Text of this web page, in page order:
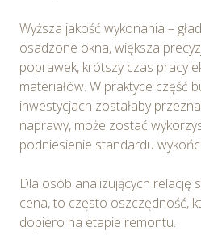
Wyższa jakość wykonania –
osadzone okna, większa
poprawek, krótszy czas pracy
materiałów. W praktyce część
inwestycjach zostałaby
naprawy, może zostać
podniesienie standardu
Dla osób analizujących relację
cena, to często oszczędność,
dopiero na etapie remontu.